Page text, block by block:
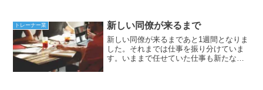
所属するチームは4回...
トレーナー業 新しい同僚が来るまで
新しい同僚が来るまであと1週間となりま
した。それまでは仕事を振り分けていま
す。いままで任せていた仕事も新たなチ